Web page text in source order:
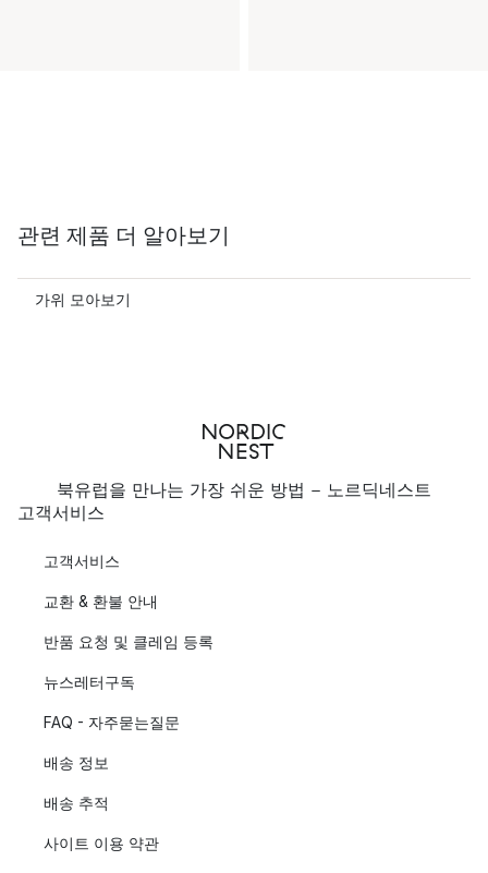
관련 제품 더 알아보기
가위 모아보기
북유럽을 만나는 가장 쉬운 방법 - 노르딕네스트
고객서비스
고객서비스
교환 & 환불 안내
반품 요청 및 클레임 등록
뉴스레터구독
FAQ - 자주묻는질문
배송 정보
배송 추적
사이트 이용 약관